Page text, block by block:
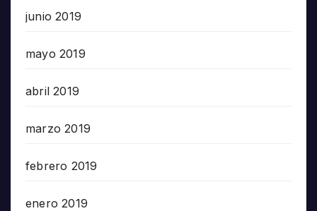
junio 2019
mayo 2019
abril 2019
marzo 2019
febrero 2019
enero 2019